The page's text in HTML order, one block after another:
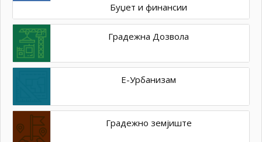
Буџет и финансии
Градежна Дозвола
Е-Урбанизам
Градежно земјиште